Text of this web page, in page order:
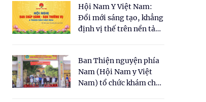
Hội Nam Y Việt Nam:
Đổi mới sáng tạo, khẳng
định vị thế trên nền tảng
Ban Thiện nguyện phía
Nam (Hội Nam y Việt
Nam) tổ chức khám chữa